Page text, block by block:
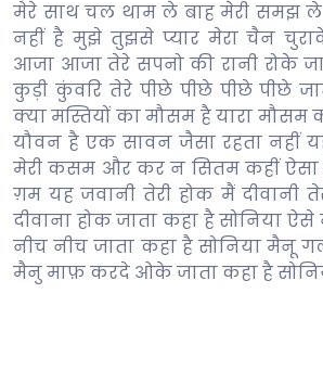
मेरे साथ चल थाम ले बाह मेरी समझ ले
नहीं है मुझे तुझसे प्यार मेरा चैन
आजा आजा तेरे सपनो की रानी रोके
कुड़ी कुंवरि तेरे पीछे पीछे पीछे पीछे
क्या मस्तियों का मौसम है यारा
यौवन है एक सावन जैसा रहता नहीं
मेरी कसम और कर न सितम कहीं
ग़म यह जवानी तेरी होक मैं दीवानी
दीवाना होक जाता कहा है सोनिया
नीच नीच जाता कहा है सोनिया मैनू
मैनु माफ़ करदे ओके जाता कहा है